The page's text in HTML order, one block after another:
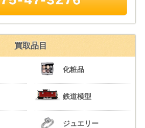
買取品目
化粧品
鉄道模型
ジュエリー